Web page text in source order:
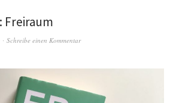
Freiraum
Schreibe einen Kommentar